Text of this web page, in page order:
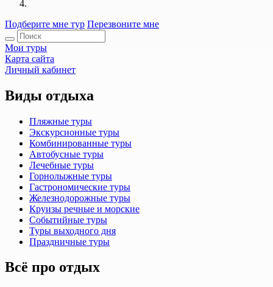
Подберите мне тур Перезвоните мне
Мои туры
Карта сайта
Личный кабинет
Виды отдыха
Пляжные туры
Экскурсионные туры
Комбинированные туры
Автобусные туры
Лечебные туры
Горнолыжные туры
Гастрономические туры
Железнодорожные туры
Круизы речные и морские
Событийные туры
Туры выходного дня
Праздничные туры
Всё про отдых